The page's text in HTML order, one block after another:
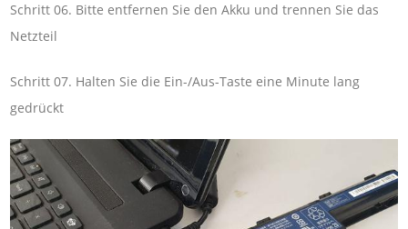
Schritt 06. Bitte entfernen Sie den Akku und trennen Sie das
Netzteil
Schritt 07. Halten Sie die Ein-/Aus-Taste eine Minute lang
gedrückt